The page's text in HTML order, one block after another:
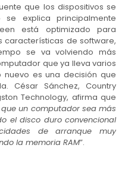
que los dispositivos se
explica principalmente
está optimizado para
de software,
se va volviendo más
que ya lleva varios
es una decisión que
César Sánchez, Country
Technology, afirma que
un computador sea más
el disco duro convencional
de arranque muy
la memoria RAM”.